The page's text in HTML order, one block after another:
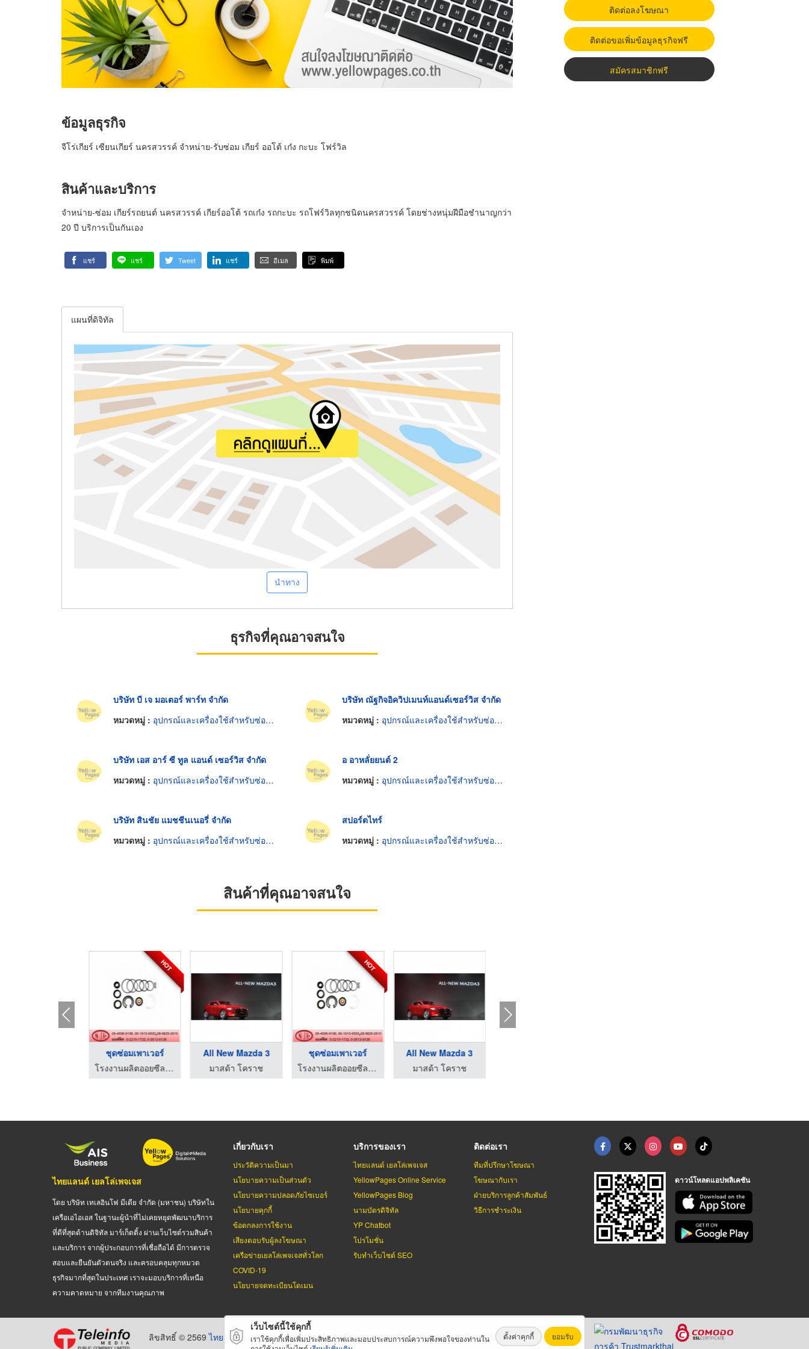
ข้อมูลธุรกิจ
จีโร่เกียร์ เซียนเกียร์ นครสวรรค์ จำหน่าย-รับซ่อม เกียร์ ออโต้ เก๋ง กะบะ โฟร์วิล
สินค้าและบริการ
จำหน่าย-ซ่อม เกียร์รถยนต์ นครสวรรค์ เกียร์ออโต้ รถเก๋ง รถกะบะ รถโฟร์วิลทุกชนิดนครสวรรค์ โดยช่างหนุ่มฝีมือชำนาญกว่า
20 ปี บริการเป็นกันเอง
แชร์ แชร์ Tweet แชร์ อีเมล พิมพ์
แผนที่ดิจิทัล
นำทาง
ธุรกิจที่คุณอาจสนใจ
บริษัท บี เจ มอเตอร์ พาร์ท จำกัด
หมวดหมู่ : อุปกรณ์และเครื่องใช้สำหรับซ่อมรถยนต์
บริษัท ณัฐกิจอิควิปเมนท์แอนด์เซอร์วิส จำกัด
หมวดหมู่ : อุปกรณ์และเครื่องใช้สำหรับซ่อมรถยนต์
บริษัท เอส อาร์ ซี ทูล แอนด์ เซอร์วิส จำกัด
หมวดหมู่ : อุปกรณ์และเครื่องใช้สำหรับซ่อมรถยนต์
อ อาหลั่ยยนต์ 2
หมวดหมู่ : อุปกรณ์และเครื่องใช้สำหรับซ่อมรถยนต์
บริษัท สินชัย แมชชีนเนอรี่ จำกัด
หมวดหมู่ : อุปกรณ์และเครื่องใช้สำหรับซ่อมรถยนต์
สปอร์ตไทร์
หมวดหมู่ : อุปกรณ์และเครื่องใช้สำหรับซ่อมรถยนต์
สินค้าที่คุณอาจสนใจ
HOT
ชุดซ่อมเพาเวอร์
โรงงานผลิตออยซีล โอริง ปะเก็น - เอ็น ยู เค ออยซีล
All New Mazda 3
มาสด้า โคราช
HOT
ชุดซ่อมเพาเวอร์
โรงงานผลิตออยซีล โอริง ปะเก็น - เอ็น ยู เค ออยซีล
All New Mazda 3
มาสด้า โคราช
ติดต่อลงโฆษณา
ติดต่อขอเพิ่มข้อมูลธุรกิจฟรี
สมัครสมาชิกฟรี
ไทยแลนด์ เยลโล่เพจเจส
โดย บริษัท เทเลอินโฟ มีเดีย จำกัด (มหาชน) บริษัทใน
เครือเอไอเอส ในฐานะผู้นำที่ไม่เคยหยุดพัฒนาบริการ
ที่ดีที่สุดด้านดิจิทัล มาร์เก็ตติ้ง ผ่านเว็บไซต์รวมสินค้า
และบริการ จากผู้ประกอบการที่เชื่อถือได้ มีการตรวจ
สอบและยืนยันตัวตนจริง และครอบคลุมทุกหมวด
ธุรกิจมากที่สุดในประเทศ เราจะมอบบริการที่เหนือ
ความคาดหมาย จากทีมงานคุณภาพ
เกี่ยวกับเรา
ประวัติความเป็นมา
นโยบายความเป็นส่วนตัว
นโยบายความปลอดภัยไซเบอร์
นโยบายคุกกี้
ข้อตกลงการใช้งาน
เสียงตอบรับผู้ลงโฆษณา
เครือข่ายเยลโล่เพจเจสทั่วโลก
COVID-19
นโยบายจดทะเบียนโดเมน
บริการของเรา
ไทยแลนด์ เยลโล่เพจเจส
YellowPages Online Service
YellowPages Blog
นามบัตรดิจิทัล
YP Chatbot
โปรโมชั่น
รับทำเว็บไซต์ SEO
ติดต่อเรา
ทีมที่ปรึกษาโฆษณา
โฆษณากับเรา
ฝ่ายบริการลูกค้าสัมพันธ์
วิธีการชำระเงิน
ดาวน์โหลดแอปพลิเคชัน
ลิขสิทธิ์ © 2569ไทยแลนด์ เยลโล่เพจเจสสงวนลิขสิทธิ์ตามกฏหมาย โดยบริษัท เทเลอินโฟ มีเดีย จำกัด (มหาชน)
เว็บไซต์นี้ใช้คุกกี้
เราใช้คุกกี้เพื่อเพิ่มประสิทธิภาพและมอบประสบการณ์ความพึงพอใจของท่านใน
ตั้งค่าคุกกี้ ยอมรับ